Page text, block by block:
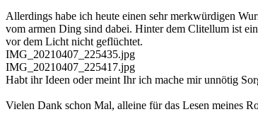
Allerdings habe ich heute einen sehr merkwürdigen
vom armen Ding sind dabei. Hinter dem Clitellum ist
vor dem Licht nicht geflüchtet.
IMG_20210407_225435.jpg
IMG_20210407_225417.jpg
Habt ihr Ideen oder meint Ihr ich mache mir unnötig
Vielen Dank schon Mal, alleine für das Lesen meines